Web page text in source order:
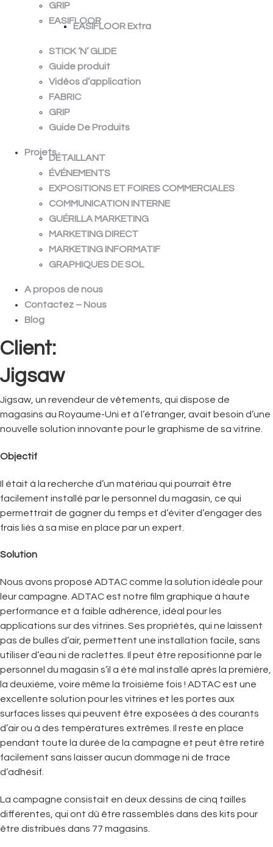
GRIP
EASIFLOOR
EASIFLOOR Extra
STICK ‘N’ GLIDE
Guide produit
Vidéos d’application
FABRIC
GRIP
Guide De Produits
Projets
DÉTAILLANT
ÉVÉNEMENTS
EXPOSITIONS ET FOIRES COMMERCIALES
COMMUNICATION INTERNE
GUÉRILLA MARKETING
MARKETING DIRECT
MARKETING INFORMATIF
GRAPHIQUES DE SOL
A propos de nous
Contactez – Nous
Blog
Client:
Jigsaw
Jigsaw, un revendeur de vêtements, qui dispose de
magasins au Royaume-Uni et à l’étranger, avait besoin d’une
nouvelle solution innovante pour le graphisme de sa vitrine.
Objectif
Il était à la recherche d’un matériau qui pourrait être
facilement installé par le personnel du magasin, ce qui
permettrait de gagner du temps et d’éviter d’engager des
frais liés à sa mise en place par un expert.
Solution
Nous avons proposé ADTAC comme la solution idéale pour
leur campagne. ADTAC est notre film graphique à haute
performance et à faible adhérence, idéal pour les
applications sur des vitrines. Ses propriétés, qui ne laissent
pas de bulles d’air, permettent une installation facile, sans
utiliser d’eau ni de raclettes. Il peut être repositionné par le
personnel du magasin s’il a été mal installé après la première,
la deuxième, voire même la troisième fois ! ADTAC est une
excellente solution pour les vitrines et les portes aux
surfaces lisses qui peuvent être exposées à des courants
d’air ou à des températures extrêmes. Il reste en place
pendant toute la durée de la campagne et peut être retiré
facilement sans laisser aucun dommage ni de trace
d’adhésif.
La campagne consistait en deux dessins de cinq tailles
différentes, qui ont dû être rassemblés dans des kits pour
être distribués dans 77 magasins.